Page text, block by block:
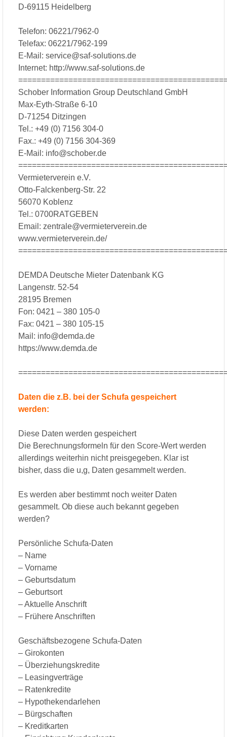
D-69115 Heidelberg
Telefon: 06221/7962-0
Telefax: 06221/7962-199
E-Mail: service@saf-solutions.de
Internet: http://www.saf-solutions.de
Schober Information Group Deutschland GmbH
Max-Eyth-Straße 6-10
D-71254 Ditzingen
Tel.: +49 (0) 7156 304-0
Fax.: +49 (0) 7156 304-369
E-Mail: info@schober.de
Vermieterverein e.V.
Otto-Falckenberg-Str. 22
56070 Koblenz
Tel.: 0700RATGEBEN
Email: zentrale@vermieterverein.de
www.vermieterverein.de/
DEMDA Deutsche Mieter Datenbank KG
Langenstr. 52-54
28195 Bremen
Fon: 0421 – 380 105-0
Fax: 0421 – 380 105-15
Mail: info@demda.de
https://www.demda.de
Daten die z.B. bei der Schufa gespeichert
werden:
Diese Daten werden gespeichert
Die Berechnungsformeln für den Score-Wert werden
allerdings weiterhin nicht preisgegeben. Klar ist
bisher, dass die u,g, Daten gesammelt werden.
Es werden aber bestimmt noch weiter Daten
gesammelt. Ob diese auch bekannt gegeben
werden?
Persönliche Schufa-Daten
– Name
– Vorname
– Geburtsdatum
– Geburtsort
– Aktuelle Anschrift
– Frühere Anschriften
Geschäftsbezogene Schufa-Daten
– Girokonten
– Überziehungskredite
– Leasingverträge
– Ratenkredite
– Hypothekendarlehen
– Bürgschaften
– Kreditkarten